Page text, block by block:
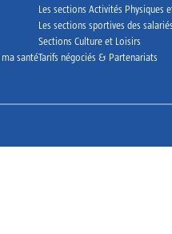
santé
Les sections Activités Physiques
Les sections sportives des
Sections Culture et Loisirs
Tarifs négociés & Partenariats